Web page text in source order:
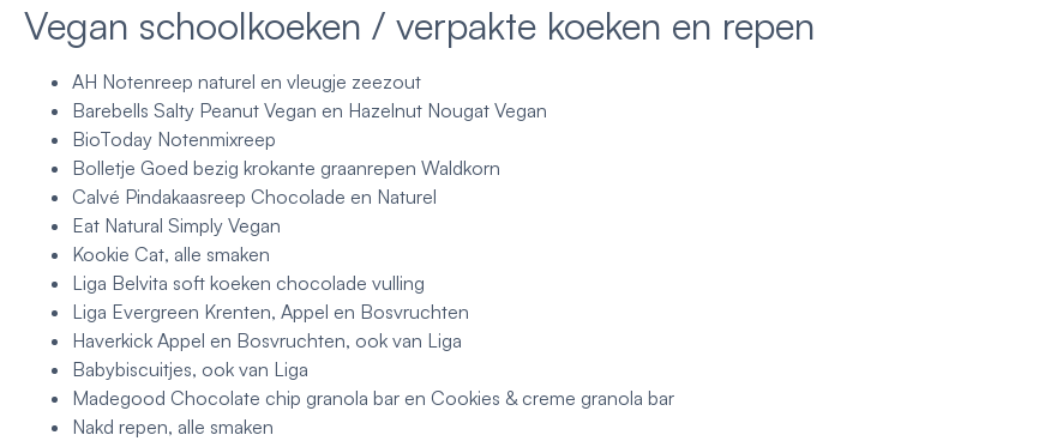
Vegan schoolkoeken / verpakte koeken en repen
AH Notenreep naturel en vleugje zeezout
Barebells Salty Peanut Vegan en Hazelnut Nougat Vegan
BioToday Notenmixreep
Bolletje Goed bezig krokante graanrepen Waldkorn
Calvé Pindakaasreep Chocolade en Naturel
Eat Natural Simply Vegan
Kookie Cat, alle smaken
Liga Belvita soft koeken chocolade vulling
Liga Evergreen Krenten, Appel en Bosvruchten
Haverkick Appel en Bosvruchten, ook van Liga
Babybiscuitjes, ook van Liga
Madegood Chocolate chip granola bar en Cookies & creme granola bar
Nakd repen, alle smaken